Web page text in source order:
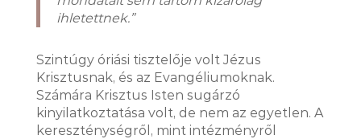
ihletettnek.”
Szintúgy óriási tisztelője volt Jézus
Krisztusnak, és az Evangéliumoknak.
Számára Krisztus Isten sugárzó
kinyilatkoztatása volt, de nem az egyetlen. A
kereszténységről, mint intézményről